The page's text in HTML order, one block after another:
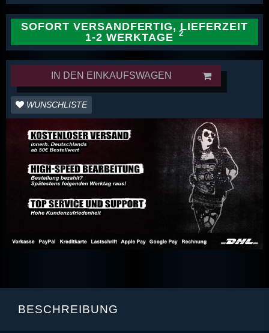
SOFORT VERSANDFERTIG, LIEFERZEIT
1-2 WERKTAGE
IN DEN EINKAUFSWAGEN
WUNSCHLISTE
BESCHREIBUNG